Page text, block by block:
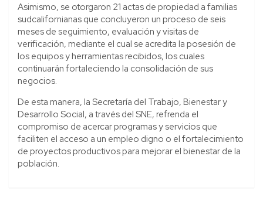
Asimismo, se otorgaron 21 actas de propiedad a familias
sudcalifornianas que concluyeron un proceso de seis
meses de seguimiento, evaluación y visitas de
verificación, mediante el cual se acredita la posesión de
los equipos y herramientas recibidos, los cuales
continuarán fortaleciendo la consolidación de sus
negocios.
De esta manera, la Secretaría del Trabajo, Bienestar y
Desarrollo Social, a través del SNE, refrenda el
compromiso de acercar programas y servicios que
faciliten el acceso a un empleo digno o el fortalecimiento
de proyectos productivos para mejorar el bienestar de la
población.